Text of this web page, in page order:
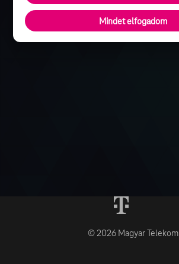
© 2026 Magyar Telekom
Mindet elfogadom